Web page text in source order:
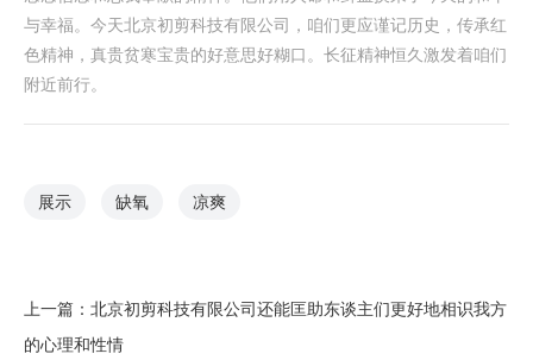
与幸福。今天北京初剪科技有限公司，咱们更应谨记历史，传承红
色精神，真贵贫寒宝贵的好意思好糊口。长征精神恒久激发着咱们
附近前行。
展示 缺氧 凉爽
上一篇： 北京初剪科技有限公司还能匡助东谈主们更好地相识我方
的心理和性情